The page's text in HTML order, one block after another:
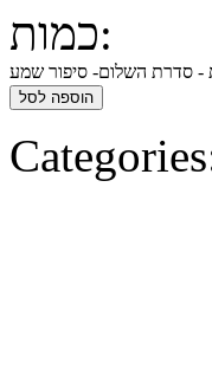
כמות:
- סדרת השלום- סיפור שמע
הוספה לסל